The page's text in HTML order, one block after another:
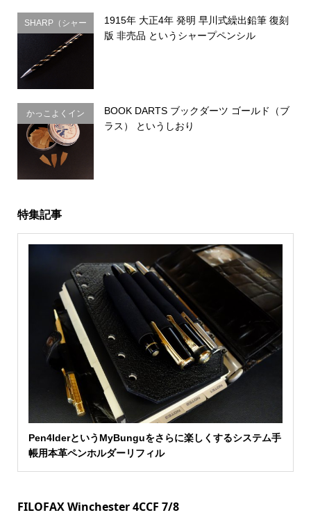
SHARP（シャー
プ）
1915年 大正4年 発明 早川式繰出鉛筆 復刻
版 非売品 というシャープペンシル
かっこよくイン
デックス
BOOK DARTS ブックダーツ ゴールド（ブ
ラス） というしおり
特集記事
Pen4lderというMyBunguをさらに楽しくするシステム手
帳用本革ペンホルダーリフィル
FILOFAX Winchester 4CCF 7/8